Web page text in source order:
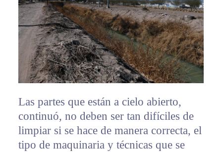
Las partes que están a cielo abierto,
continuó, no deben ser tan difíciles de
limpiar si se hace de manera correcta, el
tipo de maquinaria y técnicas que se